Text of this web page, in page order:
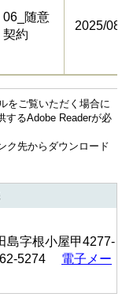
06_随意
契約
2025/
をご覧いただく場合に
するAdobe Readerが必
ク先からダウンロード
島字根小屋甲4277-
5274 電子メー